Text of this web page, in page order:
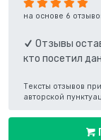
на основе 6
Отзывы
кто посетил
Тексты отзывов
авторской